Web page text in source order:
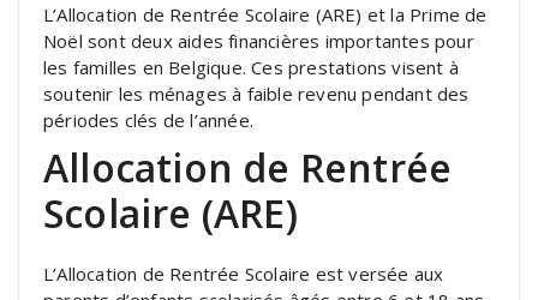
L’Allocation de Rentrée Scolaire (ARE) et la Prime de
Noël sont deux aides financières importantes pour
les familles en Belgique. Ces prestations visent à
soutenir les ménages à faible revenu pendant des
périodes clés de l’année.
Allocation de Rentrée
Scolaire (ARE)
L’Allocation de Rentrée Scolaire est versée aux